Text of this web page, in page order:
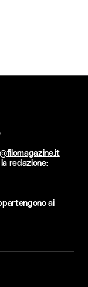
redazione:
ai